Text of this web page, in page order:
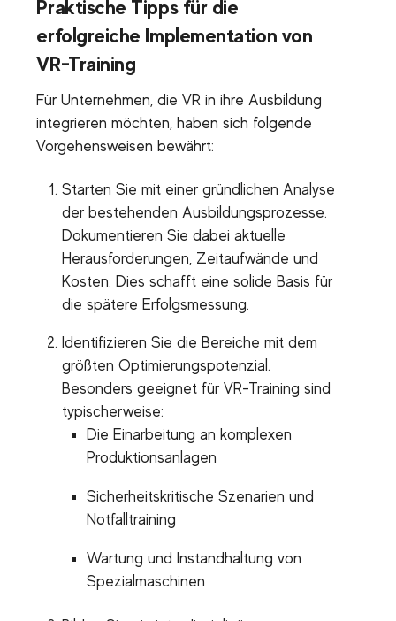
Praktische Tipps für die
erfolgreiche Implementation von
VR-Training
Für Unternehmen, die VR in ihre Ausbildung
integrieren möchten, haben sich folgende
Vorgehensweisen bewährt:
Starten Sie mit einer gründlichen Analyse
der bestehenden Ausbildungsprozesse.
Dokumentieren Sie dabei aktuelle
Herausforderungen, Zeitaufwände und
Kosten. Dies schafft eine solide Basis für
die spätere Erfolgsmessung.
Identifizieren Sie die Bereiche mit dem
größten Optimierungspotenzial.
Besonders geeignet für VR-Training sind
typischerweise:
Die Einarbeitung an komplexen
Produktionsanlagen
Sicherheitskritische Szenarien und
Notfalltraining
Wartung und Instandhaltung von
Spezialmaschinen